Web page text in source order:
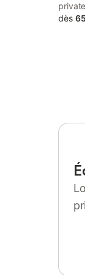
dès